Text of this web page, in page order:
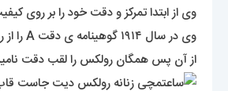
وی از ابتدا تمرکز و دقت خود را بر روی کیفیت موتور قرار داده بود و با تلاش
وی در سال ۱۹۱۴ گوهینامه ی دقت A را از رصدخانه ی بریتانیای کبیر دریافت کرد .
از آن پس همگان رولکس را لقب دقت